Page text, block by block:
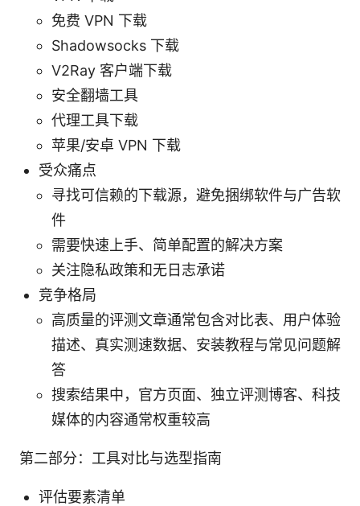
免费 VPN 下载
Shadowsocks 下载
V2Ray 客户端下载
安全翻墙工具
代理工具下载
苹果/安卓 VPN 下载
受众痛点
寻找可信赖的下载源，避免捆绑软件与广告软
件
需要快速上手、简单配置的解决方案
关注隐私政策和无日志承诺
竞争格局
高质量的评测文章通常包含对比表、用户体验
描述、真实测速数据、安装教程与常见问题解
答
搜索结果中，官方页面、独立评测博客、科技
媒体的内容通常权重较高
第二部分：工具对比与选型指南
评估要素清单